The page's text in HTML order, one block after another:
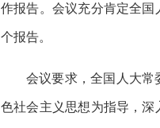
作报告。会议充分肯定全
个报告。
会议要求，全国人大常
色社会主义思想为指导，